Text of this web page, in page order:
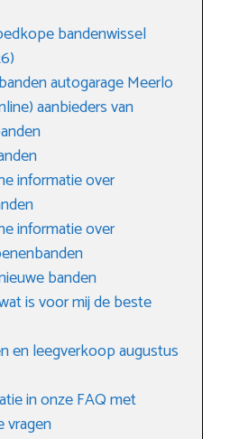
bandenwissel
autogarage Meerlo
aanbieders van
informatie over
informatie over
banden
is voor mij de beste
en leegverkoop augustus
in onze FAQ met
vragen